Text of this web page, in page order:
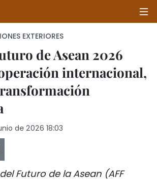
INICIO
POLÍTICA
SALUD - MEDIO AMBIENTE
EXTERIORES
de Asean 2026
internacional,
de 2026 18:03
Futuro de la Asean (AFF